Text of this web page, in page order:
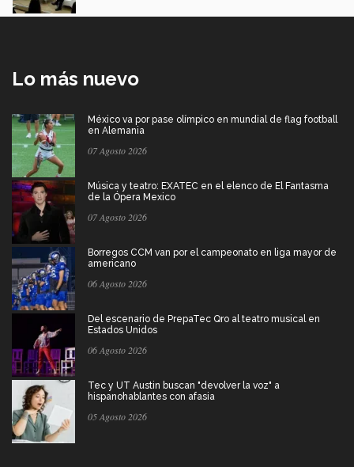
Lo más nuevo
México va por pase olímpico en mundial de flag football
en Alemania
07 Agosto 2026
Música y teatro: EXATEC en el elenco de El Fantasma
de la Ópera Mexico
07 Agosto 2026
Borregos CCM van por el campeonato en liga mayor de
americano
06 Agosto 2026
Del escenario de PrepaTec Qro al teatro musical en
Estados Unidos
06 Agosto 2026
Tec y UT Austin buscan "devolver la voz" a
hispanohablantes con afasia
05 Agosto 2026